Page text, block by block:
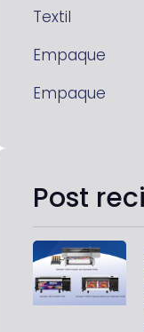
Textil
Empaque
Empaque
Post